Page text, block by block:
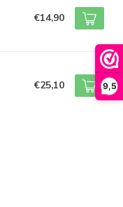
9,5
€14,90
€25,10